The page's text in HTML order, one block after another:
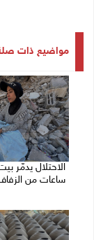
مواضيع ذات
الاحتلال يدمّر
ساعات من